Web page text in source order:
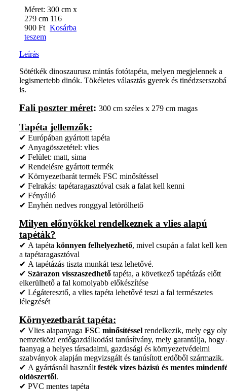
Méret: 300 cm x
279 cm 116
900 Ft Kosárba
teszem
Leírás
Sötétkék dinoszaurusz mintás fotótapéta, melyen megjelennek a
legismertebb dinók. Tökéletes választás gyerek és
is.
Fali poszter méret: 300 cm széles x 279 cm magas
Tapéta jellemzők:
✔ Európában gyártott tapéta
✔ Anyagösszetétel: vlies
✔ Felület: matt, sima
✔ Rendelésre gyártott termék
✔ Környezetbarát termék FSC minősítéssel
✔ Felrakás: tapétaragasztóval csak a falat kell kenni
✔ Fényálló
✔ Enyhén nedves ronggyal letörölhető
Milyen előnyökkel rendelkeznek a vlies alapú
tapéták?
✔ A tapéta könnyen felhelyezhető, mivel csupán a falat kell
a tapétaragasztóval
✔ A tapétázás tiszta munkát tesz lehetővé.
✔ Szárazon visszaszedhető tapéta, a következő tapétázás előtt
elkerülhető a fal komolyabb előkészítése
✔ Légáteresztő, a vlies tapéta lehetővé teszi a fal természetes
lélegzését
Környezetbarát tapéta:
✔ Vlies alapanyaga FSC minősítéssel rendelkezik, mely egy
nemzetközi erdőgazdálkodási tanúsítvány, mely garantálja, hogy
faanyag a helyes társadalmi, gazdasági és környezetvédelmi
szabványok alapján megvizsgált és tanúsított erdőből származik.
✔ A gyártásnál használt festék vizes bázisú és mentes
oldószertől.
✔ PVC mentes tapéta